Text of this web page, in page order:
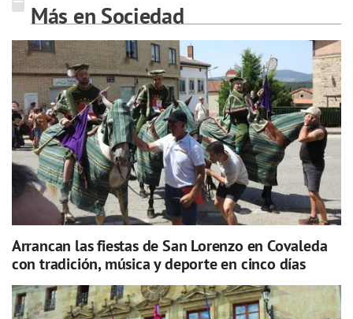
Más en Sociedad
Arrancan las fiestas de San Lorenzo en Covaleda
con tradición, música y deporte en cinco días